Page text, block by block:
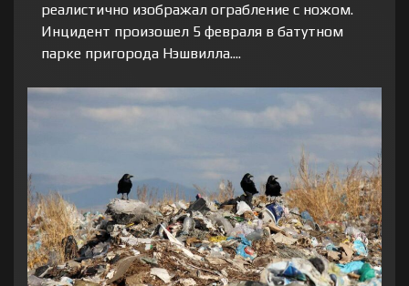
реалистично изображал ограбление с ножом.
Инцидент произошел 5 февраля в батутном
парке пригорода Нэшвилла....